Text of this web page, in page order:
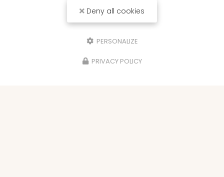
Deny all cookies
PERSONALIZE
PRIVACY POLICY